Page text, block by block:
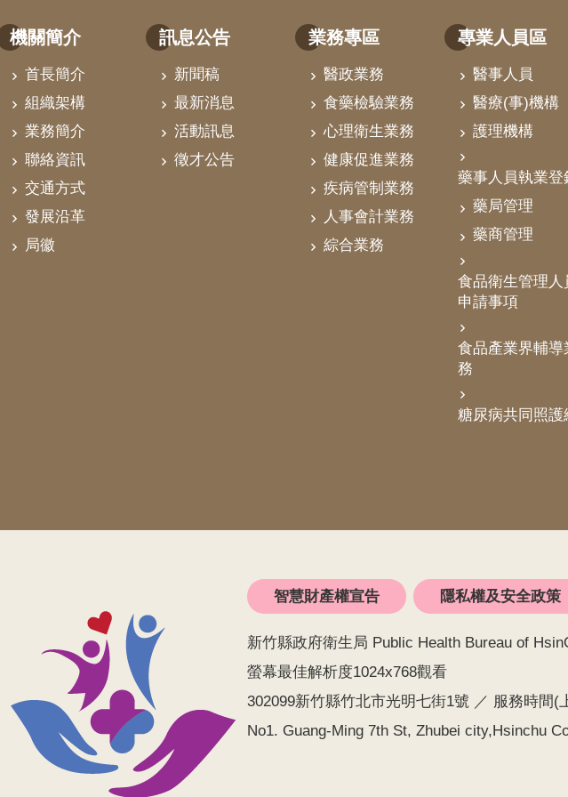
機關簡介
首長簡介
組織架構
業務簡介
聯絡資訊
交通方式
發展沿革
局徽
訊息公告
新聞稿
最新消息
活動訊息
徵才公告
業務專區
醫政業務
食藥檢驗業務
心理衛生業務
健康促進業務
疾病管制業務
人事會計業務
綜合業務
專業人員區
醫事人員
醫療(事)機構
護理機構
藥事人員執業登
藥局管理
藥商管理
食品衛生管理人
申請事項
食品產業界輔導
務
糖尿病共同照護
智慧財產權宣告 隱私權及安全政策
新竹縣政府衛生局 Public Health Bureau of
螢幕最佳解析度1024x768觀看
302099新竹縣竹北市光明七街1號 ／ 服務時間(
No1. Guang-Ming 7th St, Zhubei city,Hsinchu